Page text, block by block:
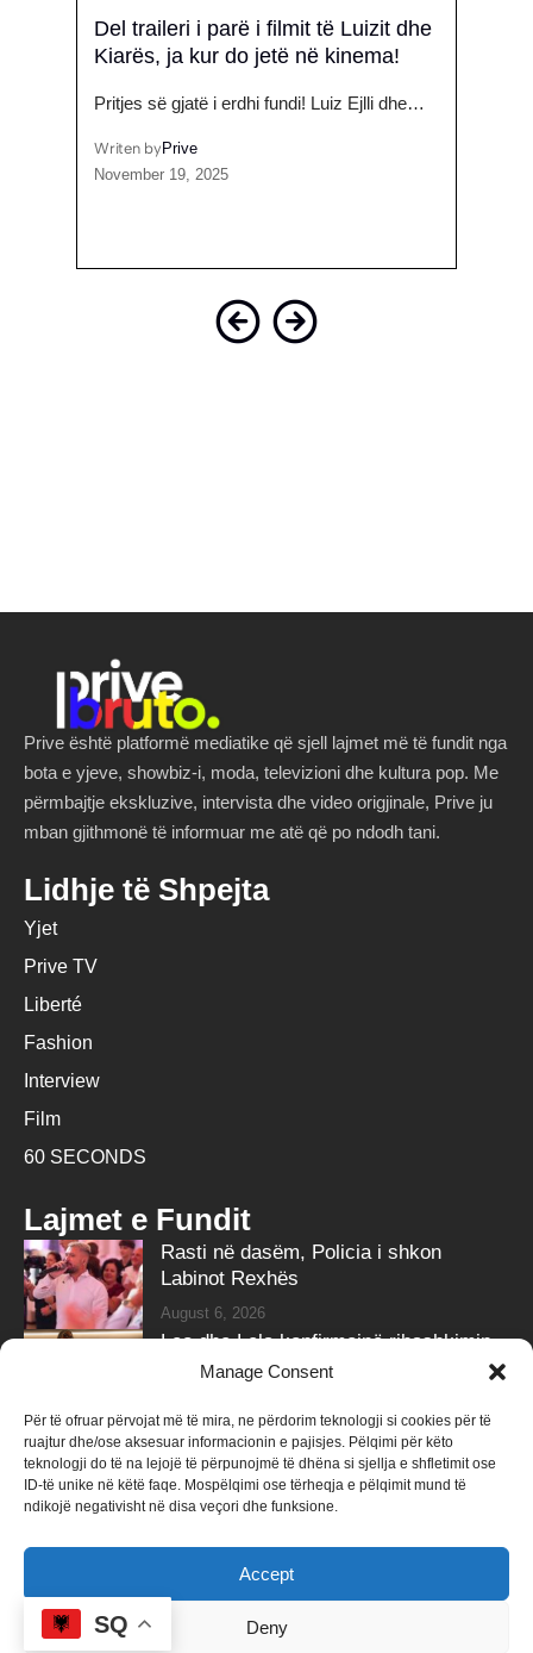
Manage Consent
Për të ofruar përvojat më të mira, ne përdorim teknologji si cookies për të
ruajtur dhe/ose aksesuar informacionin e pajisjes. Pëlqimi për këto
teknologji do të na lejojë të përpunojmë të dhëna si sjellja e shfletimit ose
ID-të unike në këtë faqe. Mospëlqimi ose tërheqja e pëlqimit mund të
ndikojë negativisht në disa veçori dhe funksione.
Accept
Deny
Del traileri i parë i filmit të Luizit dhe
Kiarës, ja kur do jetë në kinema!
Pritjes së gjatë i erdhi fundi! Luiz Ejlli dhe…
Writen byPrive
November 19, 2025
Prive është platformë mediatike që sjell lajmet më të fundit nga
bota e yjeve, showbiz-i, moda, televizioni dhe kultura pop. Me
përmbajtje ekskluzive, intervista dhe video origjinale, Prive ju
mban gjithmonë të informuar me atë që po ndodh tani.
Lidhje të Shpejta
Yjet
Prive TV
Liberté
Fashion
Interview
Film
60 SECONDS
Lajmet e Fundit
Rasti në dasëm, Policia i shkon
Labinot Rexhës
August 6, 2026
Leo dhe Lela konfirmojnë ribashkimin
me klipin e ri
Follow Us
258kFollowers 415k Followers
Subscribers
Subscribe
SQ